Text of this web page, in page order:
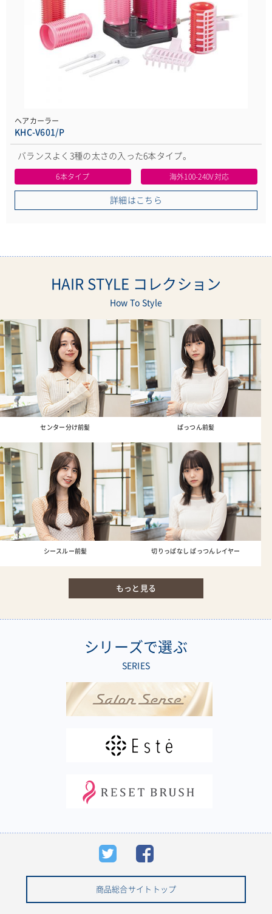
ヘアカーラー
KHC-V601/P
バランスよく3種の太さの入った6本タイプ。
6本タイプ 海外100-240V対応
詳細はこちら
HAIR STYLE コレクション
How To Style
センター分け前髪 ぱっつん前髪
シースルー前髪 切りっぱなし ぱっつんレイヤー
もっと見る
シリーズで選ぶ
SERIES
商品総合サイトトップ